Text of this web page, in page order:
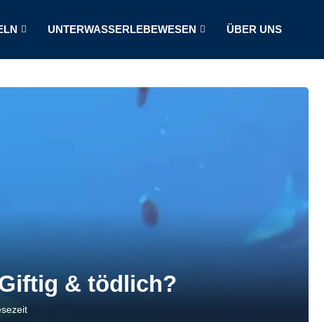
UNTERWASSERLEBEWESEN ÜBER UNS
& tödlich?